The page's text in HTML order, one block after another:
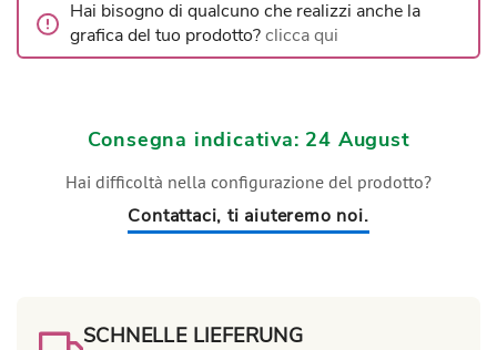
Hai bisogno di qualcuno che realizzi anche la
grafica del tuo prodotto?clicca qui
Consegna indicativa: 24 August
Hai difficoltà nella configurazione del prodotto?
Contattaci, ti aiuteremo noi.
SCHNELLE LIEFERUNG